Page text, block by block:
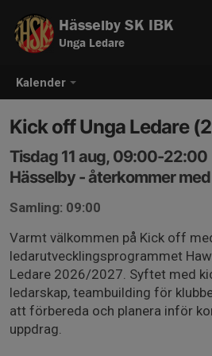
Kalender
Hässelby SK IBK
Unga Ledare
Kick off Unga Ledare
Tisdag 11 aug, 09:00-22:00
Hässelby - återkommer
Samling: 09:00
Varmt välkommen på Kick off
ledarutvecklingsprogrammet
Ledare 2026/2027. Syftet med
ledarskap, teambuilding för
att förbereda och planera inför
uppdrag.